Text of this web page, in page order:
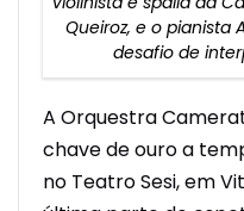
Queiroz, e o pianista
desafio de
A Orquestra
chave de ouro a
no Teatro Sesi, em